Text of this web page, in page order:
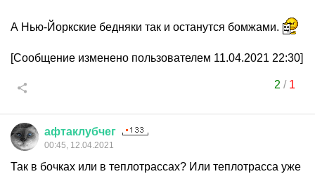
А Нью-Йоркские бедняки так и останутся бомжами.
[Сообщение изменено пользователем 11.04.2021 22:30]
2 / 1
афтаклубчег
00:45, 12.04.2021
Так в бочках или в теплотрассах? Или теплотрасса уже